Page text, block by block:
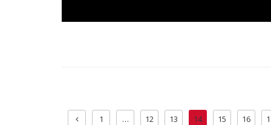
1 … 12 13 14 15 16